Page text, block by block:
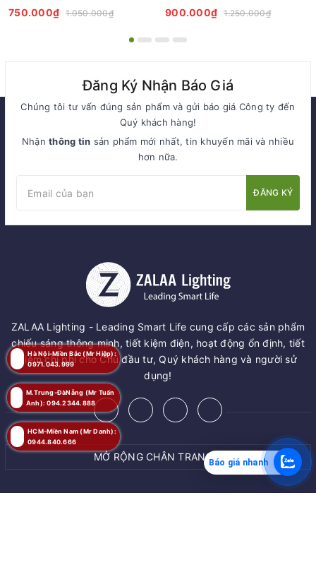
Tiêu Chuẩn Chiếu Sáng
750.000₫ 1.050.000₫
Sạch - Giải Pháp Chiếu Sáng
900.000₫ 1.250.000₫
Đăng Ký Nhận Báo Giá
Chúng tôi tư vấn đúng sản phẩm và gửi báo giá Công ty đến
Quý khách hàng!
Nhậnthông tin sản phẩm mới nhất, tin khuyến mãi và nhiều
hơn nữa.
ĐĂNG KÝ
ZALAA Lighting - Leading Smart Life cung cấp các sản phẩm
chiếu sáng thông minh, tiết kiệm điện, hoạt động ổn định, tiết
kiệm chi phí cho Chủ đầu tư, Quý khách hàng và người sử
dụng!
MỞ RỘNG CHÂN TRANG
HCM-Miền Nam (Mr Danh):
0944.840.666
Hà Nội-Miền Bắc (Mr Hiệp):
0971.043.999
M.Trung-ĐàNẵng (Mr Tuấn
Anh): 094.2344.888
Báo giá nhanh